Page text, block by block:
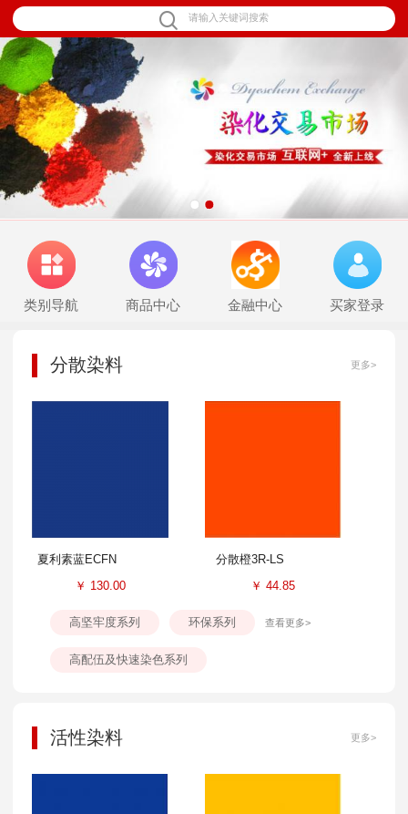
1 2
类别导航 商品中心 金融中心 买家登录
分散染料 更多>
夏利素蓝ECFN
￥ 130.00
分散橙3R-LS
￥ 44.85
高坚牢度系列 环保系列
高配伍及快速染色系列
查看更多>
活性染料 更多>